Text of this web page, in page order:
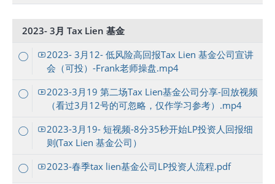
2023- 3月 Tax Lien 基金
2023- 3月12- 低风险高回报Tax Lien 基金公司宣讲
会（可投）-Frank老师操盘.mp4
2023-3月19 第二场Tax Lien基金公司分享-回放视频
（看过3月12号的可忽略，仅作学习参考）.mp4
2023-3月19- 短视频-8分35秒开始LP投资人回报细
则(Tax Lien 基金公司）
2023-春季tax lien基金公司LP投资人流程.pdf